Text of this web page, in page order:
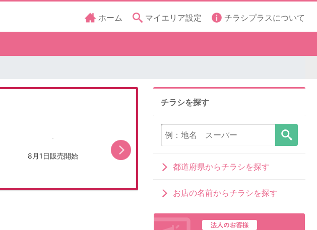
ホーム マイエリア設定 チラシプラスについて
8月1日販売開始
チラシを探す
都道府県からチラシを探す
お店の名前からチラシを探す